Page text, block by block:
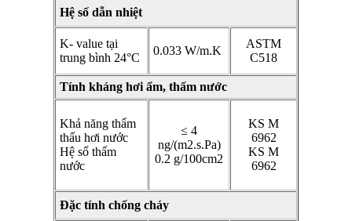
Hệ số dẫn nhiệt
K- value tại
trung bình 24°C
0.033 W/m.K
ASTM
C518
Tính kháng hơi ẩm, thấm nước
Khả năng thẩm
thấu hơi nước
Hệ số thấm
nước
≤ 4
ng/(m2.s.Pa)
0.2 g/100cm2
KS M
6962
KS M
6962
Đặc tính chống cháy